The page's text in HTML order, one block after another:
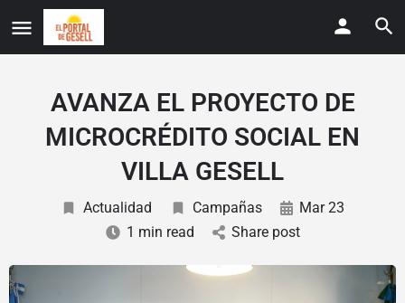
AVANZA EL PROYECTO DE
MICROCRÉDITO SOCIAL EN
VILLA GESELL
Actualidad Campañas
Mar 23
1 min read
Share post